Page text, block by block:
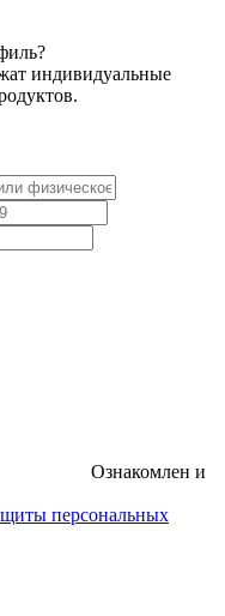
индивидуальные
Ознакомлен и
персональных